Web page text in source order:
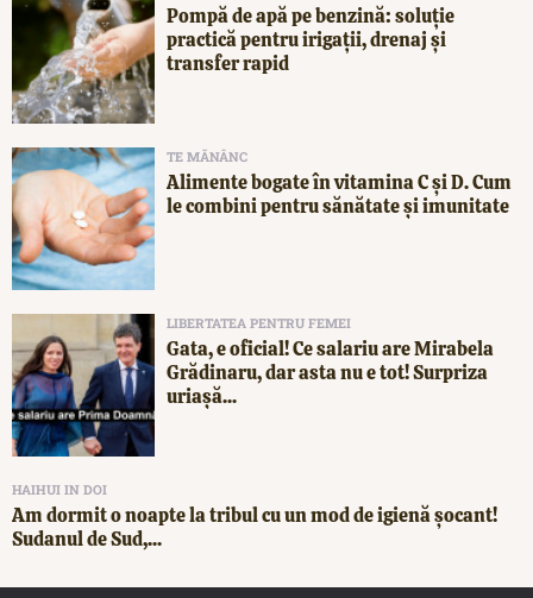
Pompă de apă pe benzină: soluție
practică pentru irigații, drenaj și
transfer rapid
TE MĂNÂNC
Alimente bogate în vitamina C și D. Cum
le combini pentru sănătate și imunitate
LIBERTATEA PENTRU FEMEI
Gata, e oficial! Ce salariu are Mirabela
Grădinaru, dar asta nu e tot! Surpriza
uriașă...
HAIHUI IN DOI
Am dormit o noapte la tribul cu un mod de igienă șocant!
Sudanul de Sud,...